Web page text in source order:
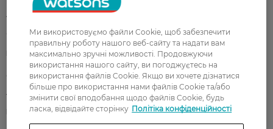
Акції
Обличчя Тіло
Подарунки Діти
Волосся
Аксесуари Дерматокосметика
Бренди
Ми використовуємо файли Cookie, щоб забезпечити
правильну роботу нашого веб-сайту та надати вам
максимально зручні можливості. Продовжуючи
використання нашого сайту, ви погоджуєтесь на
використання файлів Cookie. Якщо ви хочете дізнатися
більше про використання нами файлів Cookie та/або
змінити свої вподобання щодо файлів Cookie, будь
ласка, відвідайте сторінку Політіка конфіденційності